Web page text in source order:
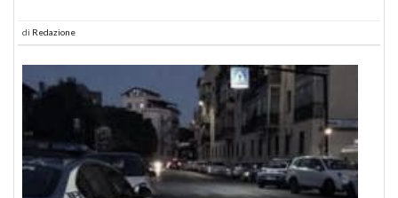
di Redazione